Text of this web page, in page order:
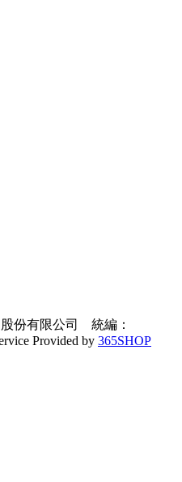
股份有限公司 統編：
Provided by 365SHOP